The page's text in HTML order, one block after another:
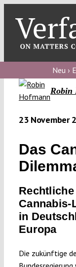
content
blog
debate
editorial
Neu ›
Robin
23 November
Das
Cannabis-
in
Europa
Die zukünftige